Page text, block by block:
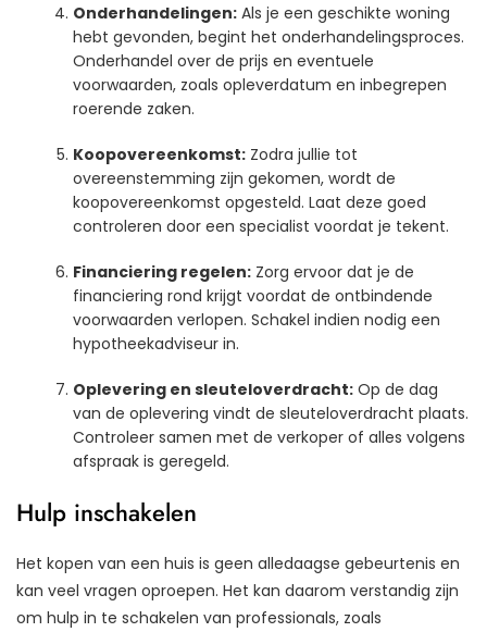
Onderhandelingen: Als je een geschikte woning
hebt gevonden, begint het onderhandelingsproces.
Onderhandel over de prijs en eventuele
voorwaarden, zoals opleverdatum en inbegrepen
roerende zaken.
Koopovereenkomst: Zodra jullie tot
overeenstemming zijn gekomen, wordt de
koopovereenkomst opgesteld. Laat deze goed
controleren door een specialist voordat je tekent.
Financiering regelen: Zorg ervoor dat je de
financiering rond krijgt voordat de ontbindende
voorwaarden verlopen. Schakel indien nodig een
hypotheekadviseur in.
Oplevering en sleuteloverdracht: Op de dag
van de oplevering vindt de sleuteloverdracht plaats.
Controleer samen met de verkoper of alles volgens
afspraak is geregeld.
Hulp inschakelen
Het kopen van een huis is geen alledaagse gebeurtenis en
kan veel vragen oproepen. Het kan daarom verstandig zijn
om hulp in te schakelen van professionals, zoals